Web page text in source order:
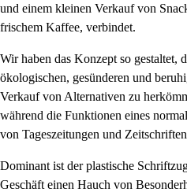
und einem kleinen Verkauf von
frischem Kaffee, verbindet.
Wir haben das Konzept so gestaltet,
ökologischen, gesünderen und
Verkauf von Alternativen zu
während die Funktionen eines
von Tageszeitungen und
Dominant ist der plastische
Geschäft einen Hauch von